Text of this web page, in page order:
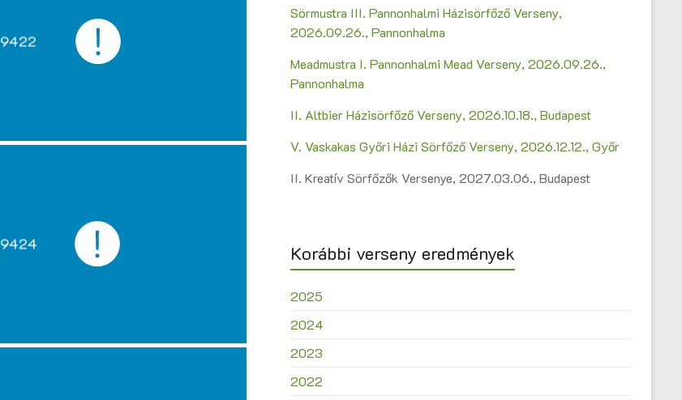
Sörmustra III. Pannonhalmi Házisörfőző Verseny,
2026.09.26., Pannonhalma
Meadmustra I. Pannonhalmi Mead Verseny, 2026.09.26.,
Pannonhalma
II. Altbier Házisörfőző Verseny, 2026.10.18., Budapest
V. Vaskakas Győri Házi Sörfőző Verseny, 2026.12.12., Győr
II. Kreatív Sörfőzők Versenye, 2027.03.06., Budapest
Korábbi verseny eredmények
2025
2024
2023
2022